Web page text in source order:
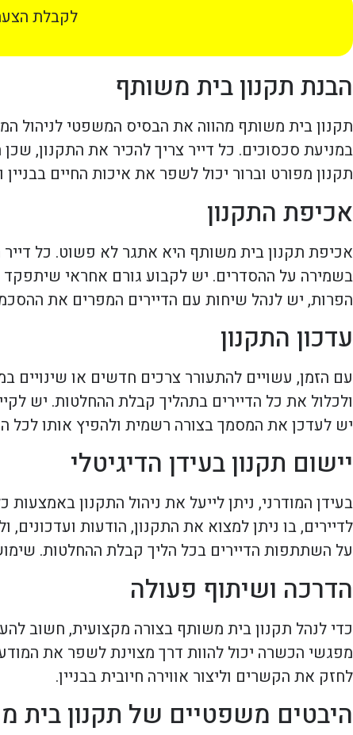
לקבלת
הבנת תקנון בית משותף
תקנון בית משותף מהווה את הבסיס המשפטי לניהול
במניעת סכסוכים. כל דייר צריך להכיר את התקנון,
תקנון מפורט וברור יכול לשפר את איכות החיים
אכיפת התקנון
אכיפת תקנון בית משותף היא אתגר לא פשוט. כל
בשמירה על ההסדרים. יש לקבוע גורם אחראי שיתפקד
הפרות, יש לנהל שיחות עם הדיירים המפרים את
עדכון התקנון
עם הזמן, עשויים להתעורר צרכים חדשים או שינויים
ולכלול את כל הדיירים בתהליך קבלת ההחלטות. יש
יש לעדכן את המסמך בצורה רשמית ולהפיץ אותו לכל
יישום תקנון בעידן הדיגיטלי
בעידן המודרני, ניתן לייעל את ניהול התקנון
לדיירים, בו ניתן למצוא את התקנון, הודעות
על השתתפות הדיירים בכל הליך קבלת ההחלטות. שימוש
הדרכה ושיתוף פעולה
כדי לנהל תקנון בית משותף בצורה מקצועית, חשוב
מפגשי הכשרה יכול להוות דרך מצוינת לשפר את
לחזק את הקשרים וליצור אווירה חיובית בבניין.
היבטים משפטיים של תקנון בית